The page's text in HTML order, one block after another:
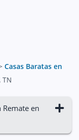
Casas Baratas en
TN
Remate en